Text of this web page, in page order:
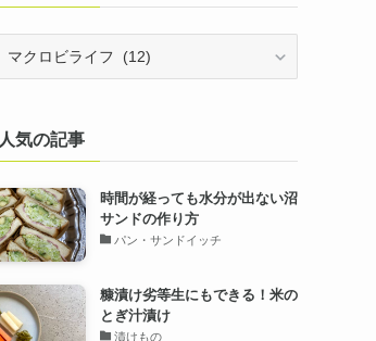
人気の記事
時間が経っても水分が出ない沼
サンドの作り方
パン・サンドイッチ
糠漬け劣等生にもできる！米の
とぎ汁漬け
漬けもの